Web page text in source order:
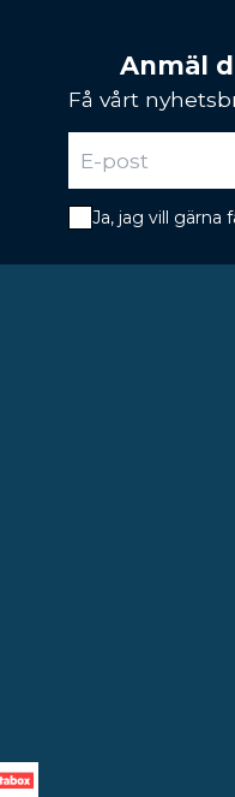
Anmäl
Få vårt
Ja, jag vill gärna